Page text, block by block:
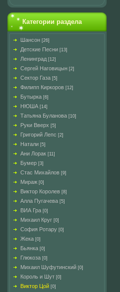
Категории раздела
Шансон [26]
Детские Песни [13]
Ленинград [12]
Сергей Наговицын [2]
Сектор Газа [5]
Филипп Киркоров [12]
Бутырка [6]
НЮША [14]
Татьяна Буланова [10]
Руки Вверх [5]
Григорий Лепс [2]
Натали [5]
Ани Лорак [11]
Бумер [3]
Стас Михайлов [9]
Мираж [0]
Виктор Королев [8]
Алла Пугачева [5]
ВИА Гра [0]
Михаил Круг [0]
София Ротару [0]
Жека [0]
Бьянка [0]
Глюкоза [0]
Михаил Шуфутинский [0]
Король и Шут [0]
Виктор Цой [0]